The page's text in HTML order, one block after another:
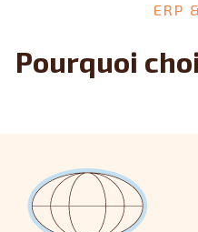
ERP
Pourquoi